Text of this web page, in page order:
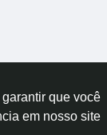
que você
em nosso site
French